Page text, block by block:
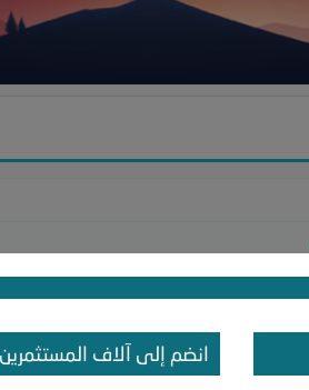
انضم إلى آلاف المستثمرين
عدد الاعضاء : 1 الأعضاء